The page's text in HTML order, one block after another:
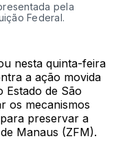
pela
Federal.
nesta quinta-feira
a ação movida
Estado de São
os mecanismos
preservar a
Manaus (ZFM).